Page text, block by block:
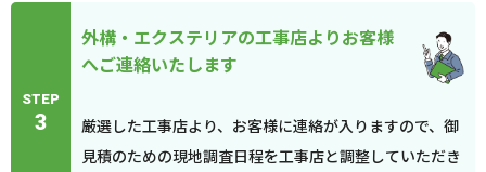
STEP
3
外構・エクステリアの工事店よりお客様
へご連絡いたします
厳選した工事店より、お客様に連絡が入りますので、御
見積のための現地調査日程を工事店と調整していただき